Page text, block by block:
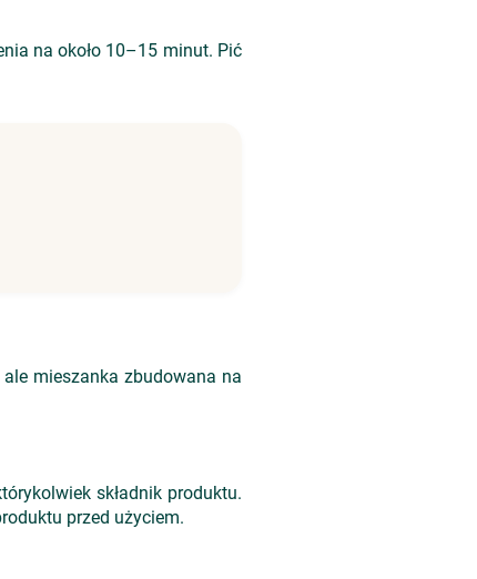
na około 10–15 minut. Pić
mieszanka zbudowana na
składnik produktu.
przed użyciem.